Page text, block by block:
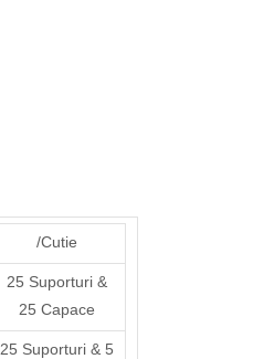
/Cutie
25 Suporturi &
25 Capace
25 Suporturi & 5